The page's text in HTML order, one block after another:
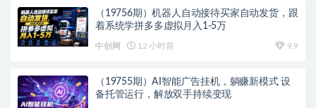
（19756期）机器人自动接待买家自动发货，跟
着系统学拼多多虚拟月入1-5万
中创网 12 小时前 9.9
（19755期）AI智能广告挂机，躺赚新模式 设
备托管运行，解放双手持续变现